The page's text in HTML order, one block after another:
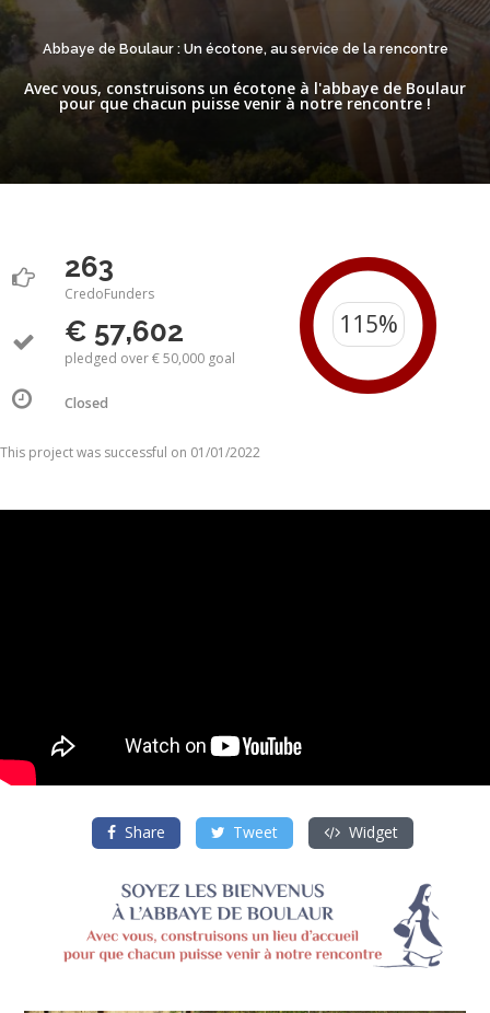
Abbaye de Boulaur : Un écotone, au service de la rencontre
Avec vous, construisons un écotone à l'abbaye de Boulaur
pour que chacun puisse venir à notre rencontre !
263
CredoFunders
€ 57,602
pledged over € 50,000 goal
Closed
This project was successful on 01/01/2022
Share Tweet Widget